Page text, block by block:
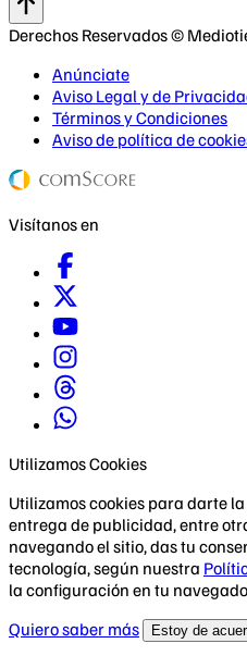
Derechos Reservados ©
Anúnciate
Aviso Legal y de
Términos y Condiciones
Aviso de política de
Visítanos en
Utilizamos Cookies
Utilizamos cookies para darte
entrega de publicidad, entre
navegando el sitio, das tu
tecnología, según nuestra
la configuración en tu
Quiero saber más
Estoy de